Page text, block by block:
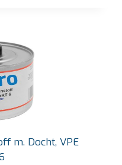
m. Docht, VPE